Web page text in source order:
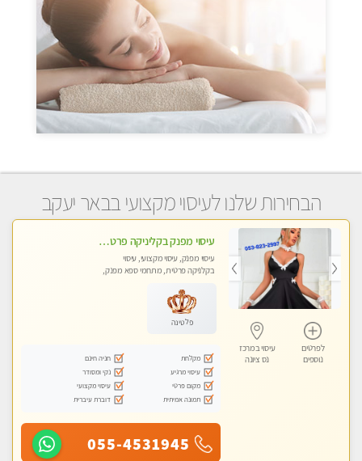
הבחירות שלנו לעיסוי מקצועי בבאר יעקב
לפרטים
נוספים
עיסוי במרכז
נס ציונה
עיסוי מפנק בקליניקה פרטית לרציניים בלבד! מומלץ! פרטית בראשון -לציון
עיסוי מפנק, עיסוי מקצועי, עיסוי
בקלניקה פרטית, מתחמי ספא מפנק,
פלטינה
מקלחת
חניה חינם
עיסוי מרגיע
נקי ומסודר
מקום פרטי
עיסוי מקצועי
תמונה אמיתית
דוברת עיברית
055-4531945